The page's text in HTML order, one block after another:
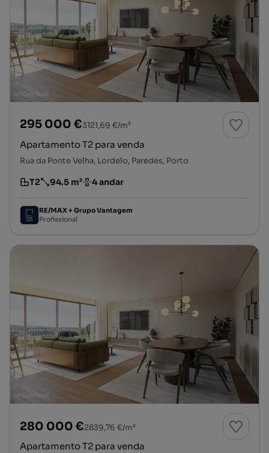
295 000 €3121,69 €/m²
Apartamento T2 para venda
Rua da Ponte Velha, Lordelo, Paredes, Porto
Tipologia
T2
Preço por metro quadrado
94.5 m²
Andar 4 andar
RE/MAX + Grupo Vantagem
Profissional
280 000 €2839,76 €/m²
Apartamento T2 para venda